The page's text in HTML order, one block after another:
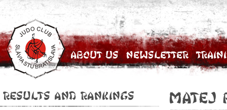
About Us Newsletter
Results and Rankings Matej